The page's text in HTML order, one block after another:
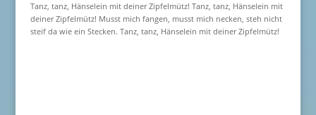
Tanz, tanz, Hänselein mit deiner Zipfelmütz! Tanz, tanz, Hänselein mit
deiner Zipfelmütz! Musst mich fangen, musst mich necken, steh nicht
steif da wie ein Stecken. Tanz, tanz, Hänselein mit deiner Zipfelmütz!